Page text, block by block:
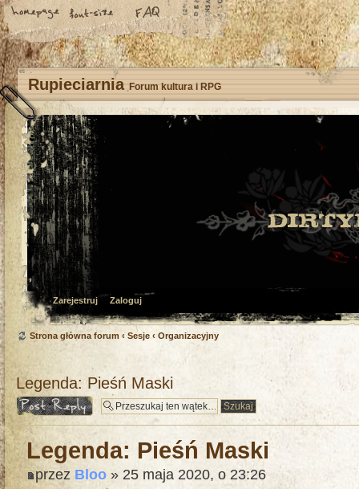
Rupieciarnia Forum kultura i RPG
Zarejestruj Zaloguj
Strona główna forum ‹ Sesje ‹ Organizacyjny
Legenda: Pieśń Maski
Odpowiedz
Legenda: Pieśń Maski
przez Bloo » 25 maja 2020, o 23:26